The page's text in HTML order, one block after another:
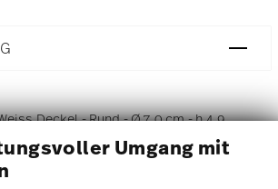
Umgang mit
Deckel - Rund - Ø 7,0 cm - h 4,9